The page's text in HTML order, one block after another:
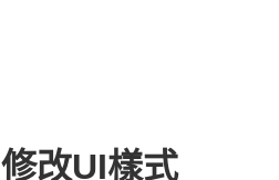
修改UI樣式